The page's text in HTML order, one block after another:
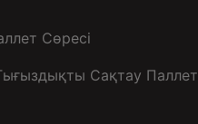
Сөресі
Сақтау Паллет